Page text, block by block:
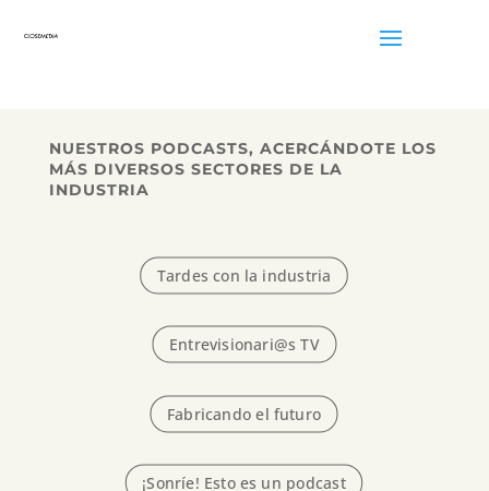
NUESTROS PODCASTS, ACERCÁNDOTE LOS
MÁS DIVERSOS SECTORES DE LA
INDUSTRIA
Tardes con la industria
Entrevisionari@s TV
Fabricando el futuro
¡Sonríe! Esto es un podcast